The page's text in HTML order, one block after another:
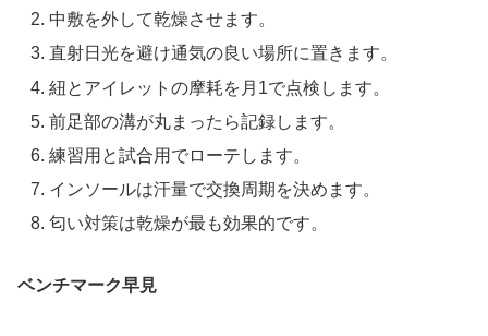
中敷を外して乾燥させます。
直射日光を避け通気の良い場所に置きます。
紐とアイレットの摩耗を月1で点検します。
前足部の溝が丸まったら記録します。
練習用と試合用でローテします。
インソールは汗量で交換周期を決めます。
匂い対策は乾燥が最も効果的です。
ベンチマーク早見